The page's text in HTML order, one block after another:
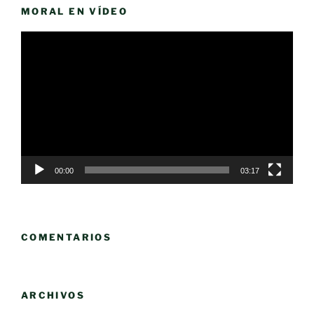
MORAL EN VÍDEO
00:00 03:17
COMENTARIOS
ARCHIVOS